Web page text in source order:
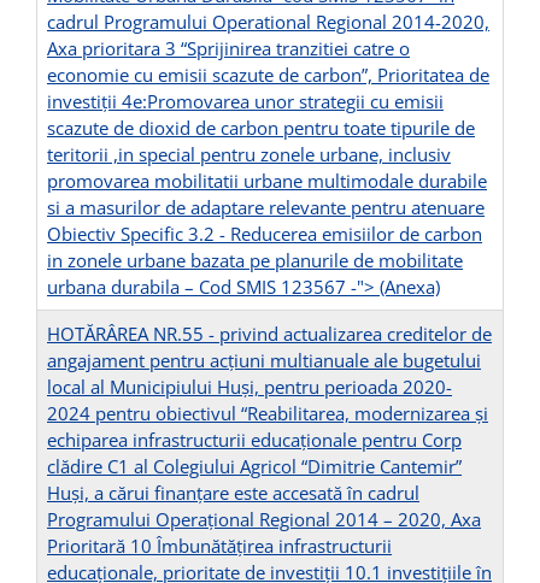
cadrul Programului Operational Regional 2014-2020,
Axa prioritara 3 “Sprijinirea tranzitiei catre o
economie cu emisii scazute de carbon”, Prioritatea de
investiţii 4e:Promovarea unor strategii cu emisii
scazute de dioxid de carbon pentru toate tipurile de
teritorii ,in special pentru zonele urbane, inclusiv
promovarea mobilitatii urbane multimodale durabile
si a masurilor de adaptare relevante pentru atenuare
Obiectiv Specific 3.2 - Reducerea emisiilor de carbon
in zonele urbane bazata pe planurile de mobilitate
urbana durabila – Cod SMIS 123567 -"> (Anexa)
HOTĂRÂREA NR.55 - privind actualizarea creditelor de
angajament pentru acţiuni multianuale ale bugetului
local al Municipiului Huşi, pentru perioada 2020-
2024 pentru obiectivul “Reabilitarea, modernizarea şi
echiparea infrastructurii educaţionale pentru Corp
clădire C1 al Colegiului Agricol “Dimitrie Cantemir”
Huşi, a cărui finanţare este accesată în cadrul
Programului Operaţional Regional 2014 – 2020, Axa
Prioritară 10 Îmbunătăţirea infrastructurii
educaţionale, prioritate de investiţii 10.1 investiţiile în